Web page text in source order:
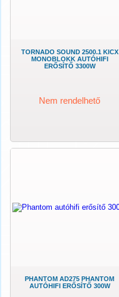
TORNADO SOUND 2500.1 KICX
MONOBLOKK AUTÓHIFI
ERŐSÍTŐ 3300W
Nem rendelhető
PHANTOM AD275 PHANTOM
AUTÓHIFI ERŐSÍTŐ 300W